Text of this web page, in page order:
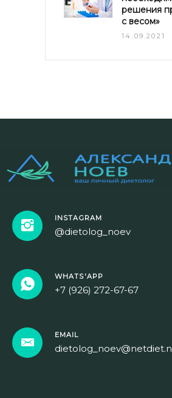
решения
с весом»
14.09.2021
INSTAGRAM
@dietolog_noev
WHATS'APP
+7 (926) 272-67-67
EMAIL